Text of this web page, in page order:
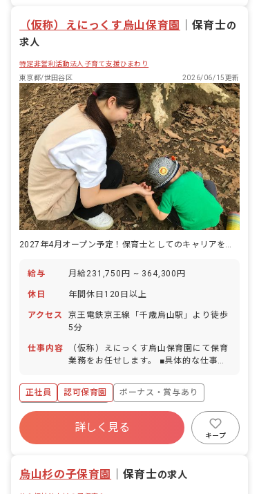
昇給昇進あり
（仮称）えにっくす烏山保育園 保育士の
求人
特定非営利活動法人子育て支援ひまわり
東京都/世田谷区
2026/06/15更新
2027年4月オープン予定！保育士としてのキャリアを築きませんか？
給与 月給231,750円 ~ 364,300円
休日 年間休日120日以上
アクセス
京王電鉄京王線「千歳烏山駅」より徒歩
5分
仕事内容
（仮称）えにっくす烏山保育園にて保育
業務をお任せします。 ■具体的な仕事内
育活動の立案企画運営 ・保護者対応 ・
その他保育園業務全般 ※経験、技量によ
り配置を決定いたします
正社員 認可保育園
ボーナス・賞与あり
年間休日120日以上
寮・住宅・家賃補助あり
社会保険完備
残業少なめ
詳しく見る
キープ
烏山杉の子保育園 保育士の求人